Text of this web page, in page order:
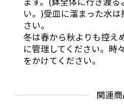
い。)受皿に溜まった水
さい。
冬は春から秋よりも控え
に管理してください。時
をかけてください。
関連